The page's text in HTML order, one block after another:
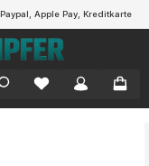
Paypal, Apple Pay, Kreditkarte